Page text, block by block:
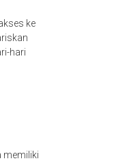
ke
hari
memiliki